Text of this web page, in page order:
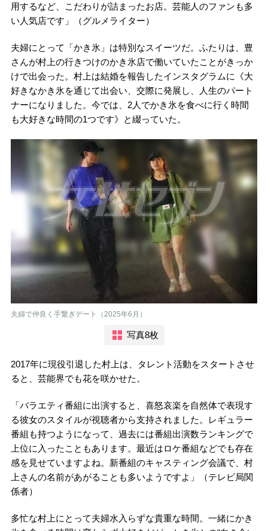
用するなど、こだわりが詰まったお店。芸能人のファンも多
い人気店です」（グルメライター）
夫婦にとって「かき氷」は特別なスイーツだ。ふたりは、豊
さんが村上の行きつけのかき氷店で働いていたことがきっか
けで出会った。村上は結婚を報告したインスタグラムに《大
好きなかき氷を通じて出会い、交際に発展し、人生のパート
ナーになりました。今では、2人でかき氷を食べに行く時間
も大好きな時間の1つです》と綴っていた。
夫婦で仲良く手繋ぎデート（2025年6月）
写真8枚
2017年に現役引退した村上は、タレント活動をスタートさせ
ると、芸能界でも花を咲かせた。
「バラエティ番組に出演すると、喜怒哀楽を自然体で表現す
る彼女のスタイルが視聴者から支持されました。レギュラー
番組も持つようになって、過去には番組出演数ランキングで
上位に入ったこともあります。最近はロケ番組などでも存在
感を見せていますよね。新番組のキャスティング会議で、村
上さんの名前があがることも多いようですよ」（テレビ局関
係者）
多忙な村上にとって夫婦水入らずな貴重な時間。一緒にかき